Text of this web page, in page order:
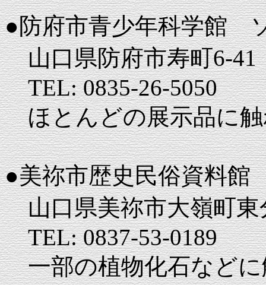
●防府市青少年科学館
山口県防府市寿町6-41
TEL: 0835-26-5050
ほとんどの展示品に触
●美祢市歴史民俗資料館
山口県美祢市大嶺町東
TEL: 0837-53-0189
一部の植物化石などに